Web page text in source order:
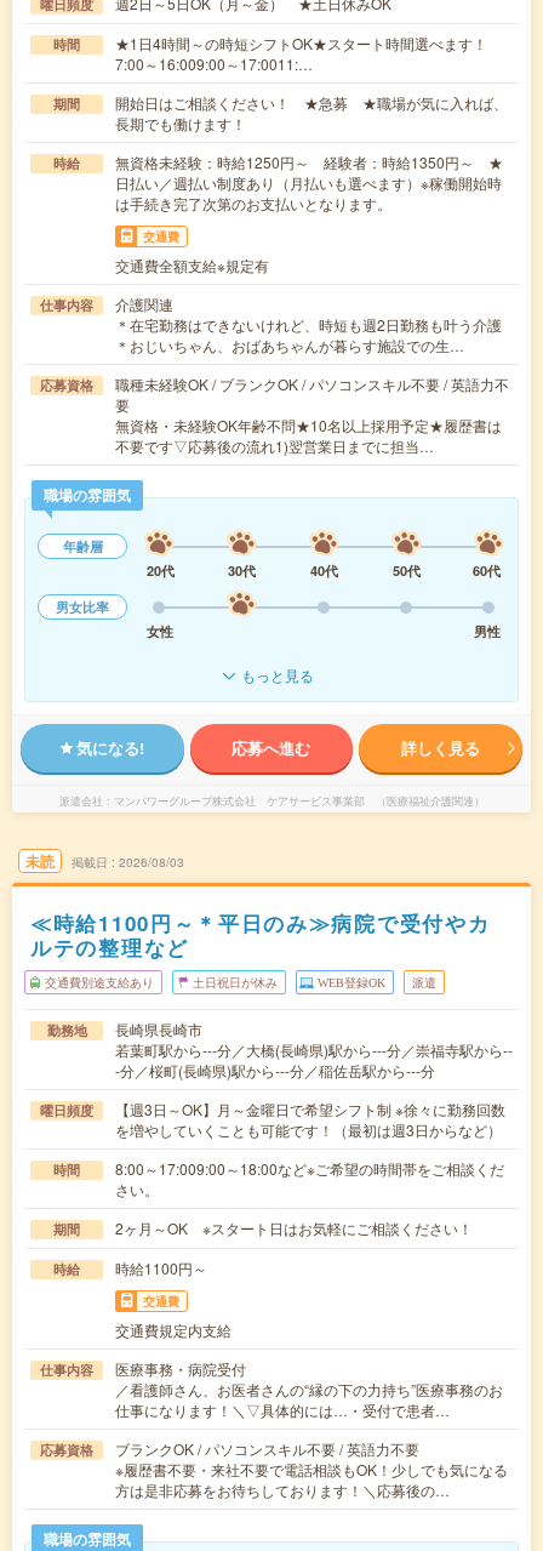
曜日頻度
時間
★1日4時間～の時短シフトOK★スタート時間選べます！
7:00～16:009:00～17:0011:…
期間
開始日はご相談ください！ ★急募 ★職場が気に入れば、
長期でも働けます！
時給
無資格未経験：時給1250円～ 経験者：時給1350円～ ★
日払い／週払い制度あり（月払いも選べます）※稼働開始時
は手続き完了次第のお支払いとなります。
交通費
交通費全額支給※規定有
仕事内容
介護関連
＊在宅勤務はできないけれど、時短も週2日勤務も叶う介護
＊おじいちゃん、おばあちゃんが暮らす施設での生…
応募資格
職種未経験OK / ブランクOK / パソコンスキル不要 / 英語力不
要
無資格・未経験OK年齢不問★10名以上採用予定★履歴書は
不要です▽応募後の流れ1)翌営業日までに担当…
職場の雰囲気
年齢層
20代
30代 40代 50代
60代
男女比率
女性
男性
もっと見る
気になる! 応募へ進む 詳しく見る
派遣会社 マンパワーグループ株式会社 ケアサービス事業部 （医療福祉介護関連）
未読 掲載日 2026/08/03
≪時給1100円～＊平日のみ≫病院で受付やカ
ルテの整理など
交通費別途支給あり 土日祝日が休み WEB登録OK 派遣
勤務地
長崎県長崎市
若葉町駅から---分／大橋(長崎県)駅から---分／崇福寺駅から--
-分／桜町(長崎県)駅から---分／稲佐岳駅から---分
曜日頻度
【週3日～OK】月～金曜日で希望シフト制 ※徐々に勤務回数
を増やしていくことも可能です！（最初は週3日からなど）
時間
8:00～17:009:00～18:00など※ご希望の時間帯をご相談くだ
さい。
期間 2ヶ月～OK ※スタート日はお気軽にご相談ください！
時給 時給1100円～
交通費
交通費規定内支給
仕事内容
医療事務・病院受付
／看護師さん、お医者さんの“縁の下の力持ち”医療事務のお
仕事になります！＼▽具体的には…・受付で患者…
応募資格
ブランクOK / パソコンスキル不要 / 英語力不要
※履歴書不要・来社不要で電話相談もOK！少しでも気になる
方は是非応募をお待ちしております！＼応募後の…
職場の雰囲気